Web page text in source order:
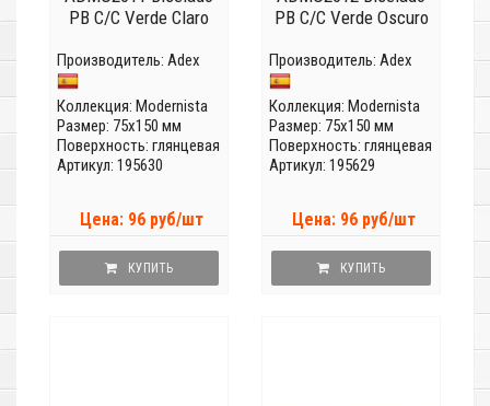
PB C/C Verde Claro
Производитель: Adex
Коллекция: Modernista
Размер: 75x150 мм
Поверхность: глянцевая
Артикул: 195630
Цена: 96 руб/шт
КУПИТЬ
PB C/C Verde Oscuro
Производитель: Adex
Коллекция: Modernista
Размер: 75x150 мм
Поверхность: глянцевая
Артикул: 195629
Цена: 96 руб/шт
КУПИТЬ